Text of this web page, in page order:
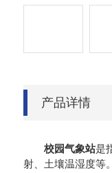
产品详情
校园气象站是
射、土壤温湿度等